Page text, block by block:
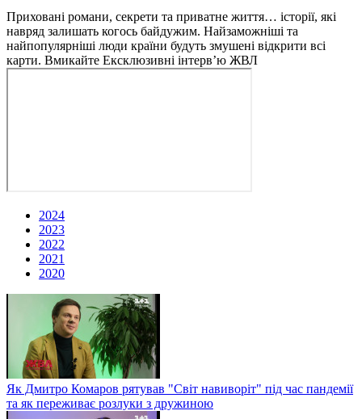
Приховані романи, секрети та приватне життя… історії, які
навряд залишать когось байдужим. Найзаможніші та
найпопулярніші люди країни будуть змушені відкрити всі
карти. Вмикайте Ексклюзивні інтерв’ю ЖВЛ
2024
2023
2022
2021
2020
Як Дмитро Комаров рятував "Світ навиворіт" під час пандемії
та як переживає розлуки з дружиною